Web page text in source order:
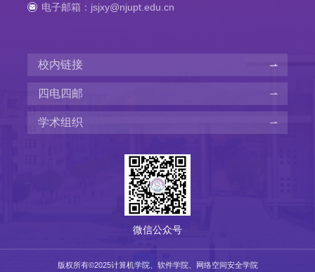
电子邮箱：jsjxy@njupt.edu.cn
校内链接
四电四邮
学术组织
微信公众号
版权所有©️2025计算机学院、软件学院、网络空间安全学院